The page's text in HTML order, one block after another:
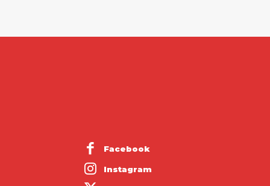
Facebook
Instagram